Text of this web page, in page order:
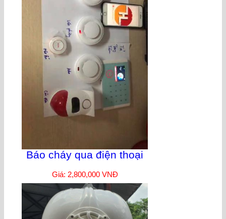
Báo cháy qua điện thoại
Giá: 2,800,000 VNĐ